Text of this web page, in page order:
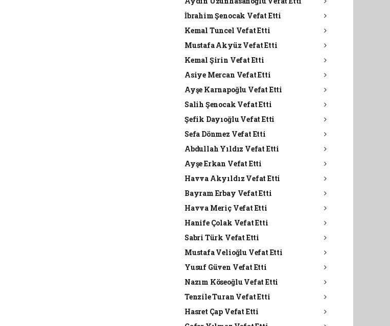
İbrahim Şenocak Vefat Etti
Kemal Tuncel Vefat Etti
Mustafa Akyüz Vefat Etti
Kemal Şirin Vefat Etti
Asiye Mercan Vefat Etti
Ayşe Karnapoğlu Vefat Etti
Salih Şenocak Vefat Etti
Şefik Dayıoğlu Vefat Etti
Sefa Dönmez Vefat Etti
Abdullah Yıldız Vefat Etti
Ayşe Erkan Vefat Etti
Havva Akyıldız Vefat Etti
Bayram Erbay Vefat Etti
Havva Meriç Vefat Etti
Hanife Çolak Vefat Etti
Sabri Türk Vefat Etti
Mustafa Velioğlu Vefat Etti
Yusuf Güven Vefat Etti
Nazım Köseoğlu Vefat Etti
Tenzile Turan Vefat Etti
Hasret Çap Vefat Etti